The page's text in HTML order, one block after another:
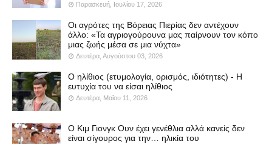
Παρασκευή, Ιουλίου 17, 2026
Οι αγρότες της Βόρειας Πιερίας δεν αντέχουν
άλλο: «Τα αγριογούρουνα μας παίρνουν τον κόπο
μιας ζωής μέσα σε μια νύχτα»
Δευτέρα, Αυγούστου 03, 2026
Ο ηλίθιος (ετυμολογία, ορισμός, ιδιότητες) - Η
ευτυχία του να είσαι ηλίθιος
Δευτέρα, Μαΐου 11, 2026
Ο Κιμ Γιονγκ Ουν έχει γενέθλια αλλά κανείς δεν
είναι σίγουρος για την… ηλικία του